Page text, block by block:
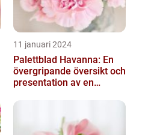
11 januari 2024
Palettblad Havanna: En
övergripande översikt och
presentation av en